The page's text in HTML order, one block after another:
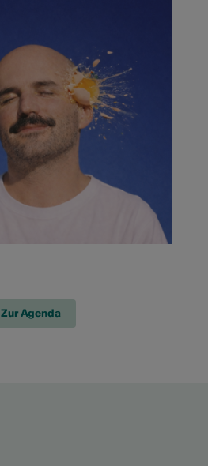
Zur Agenda